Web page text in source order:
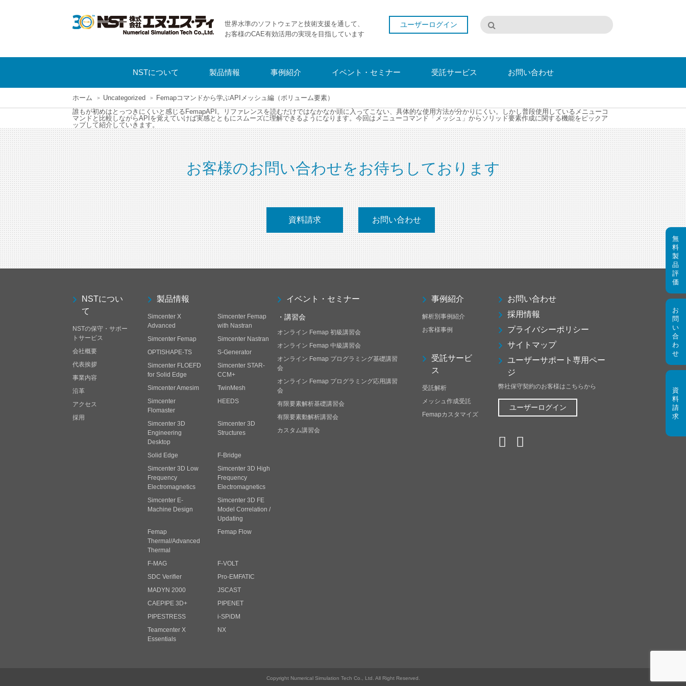
世界水準のソフトウェアと技術支援を通して、
お客様のCAE有効活用の実現を目指しています
ユーザーログイン
NSTについて 製品情報 事例紹介 イベント・セミナー 受託サービス お問い合わせ
ホーム Uncategorized
Femapコマンドから学ぶAPIメッシュ編（ボリューム要素）
誰もが初めはとっつきにくいと感じるFemapAPI。リファレンスを読むだけではなかなか頭に入ってこない、具体的な使用方法が分かりにくい。しかし普段使用しているメニューコ
マンドと比較しながらAPIを覚えていけば実感とともにスムーズに理解できるようになります。今回はメニューコマンド「メッシュ」からソリッド要素作成に関する機能をピックア
ップして紹介していきます。
お客様のお問い合わせをお待ちしております
資料請求 お問い合わせ
NSTについ
て
NSTの保守・サポー
トサービス
会社概要
代表挨拶
事業内容
沿革
アクセス
採用
製品情報
Simcenter X
Advanced
Simcenter Femap
with Nastran
Simcenter Femap
Simcenter Nastran
OPTISHAPE-TS
S-Generator
Simcenter FLOEFD
for Solid Edge
Simcenter STAR-
CCM+
Simcenter Amesim
TwinMesh
Simcenter
Flomaster
HEEDS
Simcenter 3D
Engineering
Desktop
Simcenter 3D
Structures
Solid Edge
F-Bridge
Simcenter 3D Low
Frequency
Electromagnetics
Simcenter 3D High
Frequency
Electromagnetics
Simcenter E-
Machine Design
Simcenter 3D FE
Model Correlation /
Updating
Femap
Thermal/Advanced
Thermal
Femap Flow
F-MAG
F-VOLT
SDC Verifier
Pro-EMFATIC
MADYN 2000
JSCAST
CAEPIPE 3D+
PIPENET
PIPESTRESS
i-SPiDM
Teamcenter X
Essentials
NX
イベント・セミナー
・講習会
オンライン Femap 初級講習会
オンライン Femap 中級講習会
オンライン Femap プログラミング基礎講習
会
オンライン Femap プログラミング応用講習
会
有限要素解析基礎講習会
有限要素動解析講習会
カスタム講習会
事例紹介
解析別事例紹介
お客様事例
受託サービ
ス
受託解析
メッシュ作成受託
Femapカスタマイズ
お問い合わせ
採用情報
プライバシーポリシー
サイトマップ
ユーザーサポート専用ペー
ジ
弊社保守契約のお客様はこちらから
ユーザーログイン
Copyright Numerical Simulation Tech Co., Ltd. All Right Reserved.